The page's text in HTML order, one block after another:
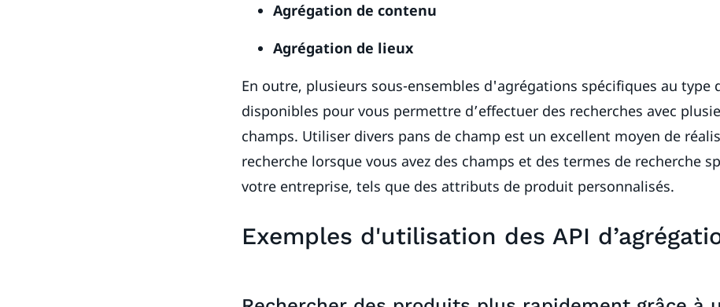
Agrégation de contenu
Agrégation de lieux
En outre, plusieurs sous-ensembles d'agrégations spécifiques au type
disponibles pour vous permettre d’effectuer des recherches avec
champs. Utiliser divers pans de champ est un excellent moyen de
recherche lorsque vous avez des champs et des termes de recherche
votre entreprise, tels que des attributs de produit personnalisés.
Exemples d'utilisation des API